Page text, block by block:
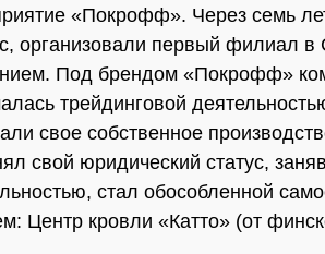
«Покрофф». Через семь
организовали первый филиал
Под брендом «Покрофф»
трейдинговой
свое собственное
свой юридический статус,
стал обособленной
Центр кровли «Катто» (от